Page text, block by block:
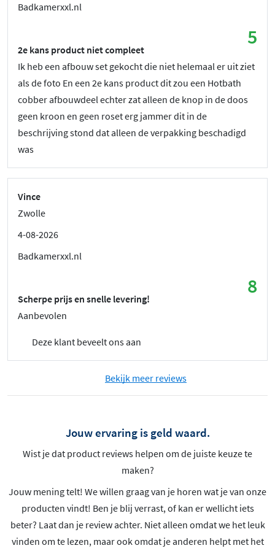
Badkamerxxl.nl
5
2e kans product niet compleet
Ik heb een afbouw set gekocht die niet helemaal er uit ziet
als de foto En een 2e kans product dit zou een Hotbath
cobber afbouwdeel echter zat alleen de knop in de doos
geen kroon en geen roset erg jammer dit in de
beschrijving stond dat alleen de verpakking beschadigd
was
Vince
Zwolle
4-08-2026
Badkamerxxl.nl
8
Scherpe prijs en snelle levering!
Aanbevolen
Deze klant beveelt ons aan
Bekijk meer reviews
Jouw ervaring is geld waard.
Wist je dat product reviews helpen om de juiste keuze te
maken?
Jouw mening telt! We willen graag van je horen wat je van onze
producten vindt! Ben je blij verrast, of kan er wellicht iets
beter? Laat dan je review achter. Niet alleen omdat we het leuk
vinden om te lezen, maar ook omdat je anderen helpt met het